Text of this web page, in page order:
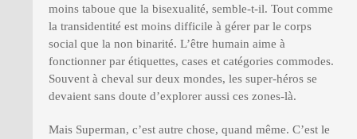
moins taboue que la bisexualité, semble-t-il. Tout comme
la transidentité est moins difficile à gérer par le corps
social que la non binarité. L’être humain aime à
fonctionner par étiquettes, cases et catégories commodes.
Souvent à cheval sur deux mondes, les super-héros se
devaient sans doute d’explorer aussi ces zones-là.
Mais Superman, c’est autre chose, quand même. C’est le